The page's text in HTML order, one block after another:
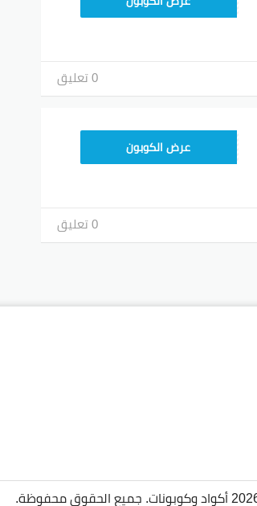
0 تعليق
HONEY125
عرض الكوبون
0 تعليق